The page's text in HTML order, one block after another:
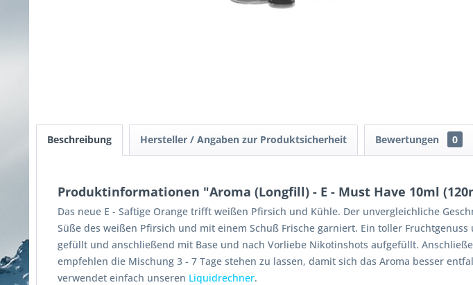
Beschreibung Hersteller / Angaben zur Produktsicherheit Bewertungen 0
Produktinformationen "Aroma (Longfill) - E - Must Have 10ml
Das neue E - Saftige Orange trifft weißen Pfirsich und Kühle. Der unvergleichliche
Süße des weißen Pfirsich und mit einem Schuß Frische garniert. Ein toller
gefüllt und anschließend mit Base und nach Vorliebe Nikotinshots aufgefüllt.
empfehlen die Mischung 3 - 7 Tage stehen zu lassen, damit sich das Aroma besser
verwendet einfach unseren Liquidrechner.